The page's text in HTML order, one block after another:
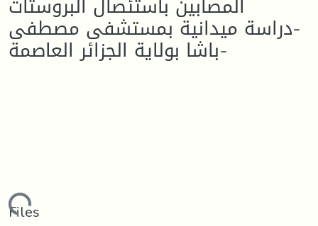
-دراسة ميدانية بمستشفى مصطفى
باشا بولاية الجزائر العاصمة-
Files